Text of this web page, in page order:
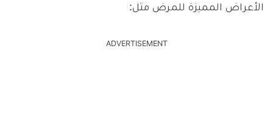
الأعراض المميزة للمرض مثل:
ADVERTISEMENT